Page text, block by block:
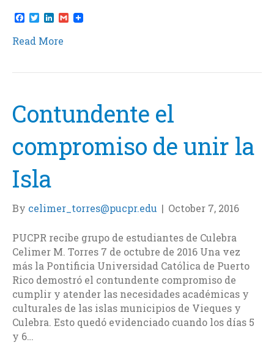
F
a
c
e
o
T
w
i
t
r
L
n
k
I
G
m
Read More
Contundente el
compromiso de unir la
Isla
By celimer_torres@pucpr.edu | October 7, 2016
PUCPR recibe grupo de estudiantes de Culebra
Celimer M. Torres 7 de octubre de 2016 Una vez
más la Pontificia Universidad Católica de Puerto
Rico demostró el contundente compromiso de
cumplir y atender las necesidades académicas y
culturales de las islas municipios de Vieques y
Culebra. Esto quedó evidenciado cuando los días 5
y 6…